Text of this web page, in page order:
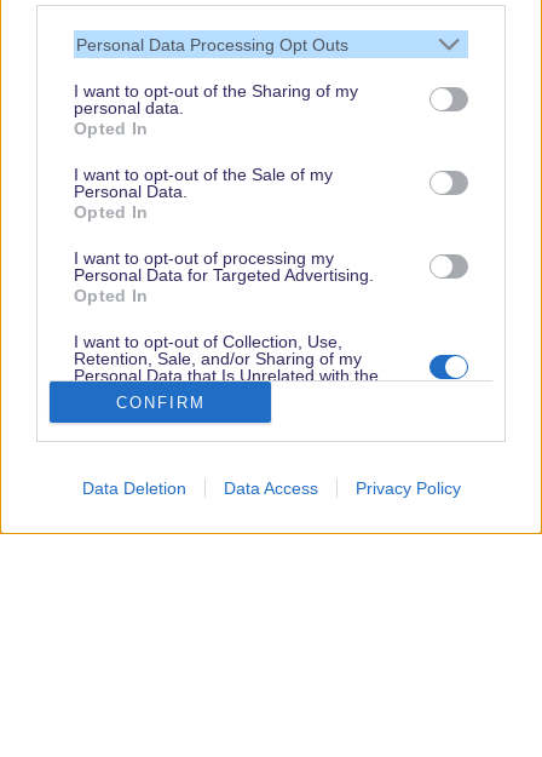
Personal Data Processing Opt Outs
I want to opt-out of the Sharing of my
personal data.
Opted In
I want to opt-out of the Sale of my
Personal Data.
Opted In
I want to opt-out of processing my
Personal Data for Targeted Advertising.
Opted In
I want to opt-out of Collection, Use,
Retention, Sale, and/or Sharing of my
Personal Data that Is Unrelated with the
Purposes for which it was collected.
Opted Out
CONFIRM
Data Deletion Data Access Privacy Policy
Seite liest.
© dein-dlrp | Einige Elemente ©Disney. dein-dlrp ist ein Reiseführer für